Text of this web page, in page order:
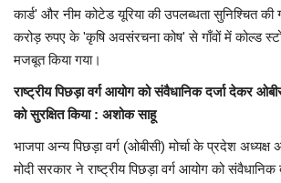
कार्ड' और नीम कोटेड यूरिया की उपलब्धता सुनिश्चित
करोड़ रुपए के 'कृषि अवसंरचना कोष' से गाँवों में कोल्ड
मजबूत किया गया।
राष्ट्रीय पिछड़ा वर्ग आयोग को संवैधानिक दर्जा देकर
को सुरक्षित किया : अशोक साहू
भाजपा अन्य पिछड़ा वर्ग (ओबीसी) मोर्चा के प्रदेश
मोदी सरकार ने राष्ट्रीय पिछड़ा वर्ग आयोग को